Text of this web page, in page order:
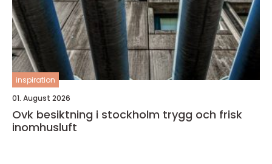
inspiration
01. August 2026
Ovk besiktning i stockholm trygg och frisk
inomhusluft